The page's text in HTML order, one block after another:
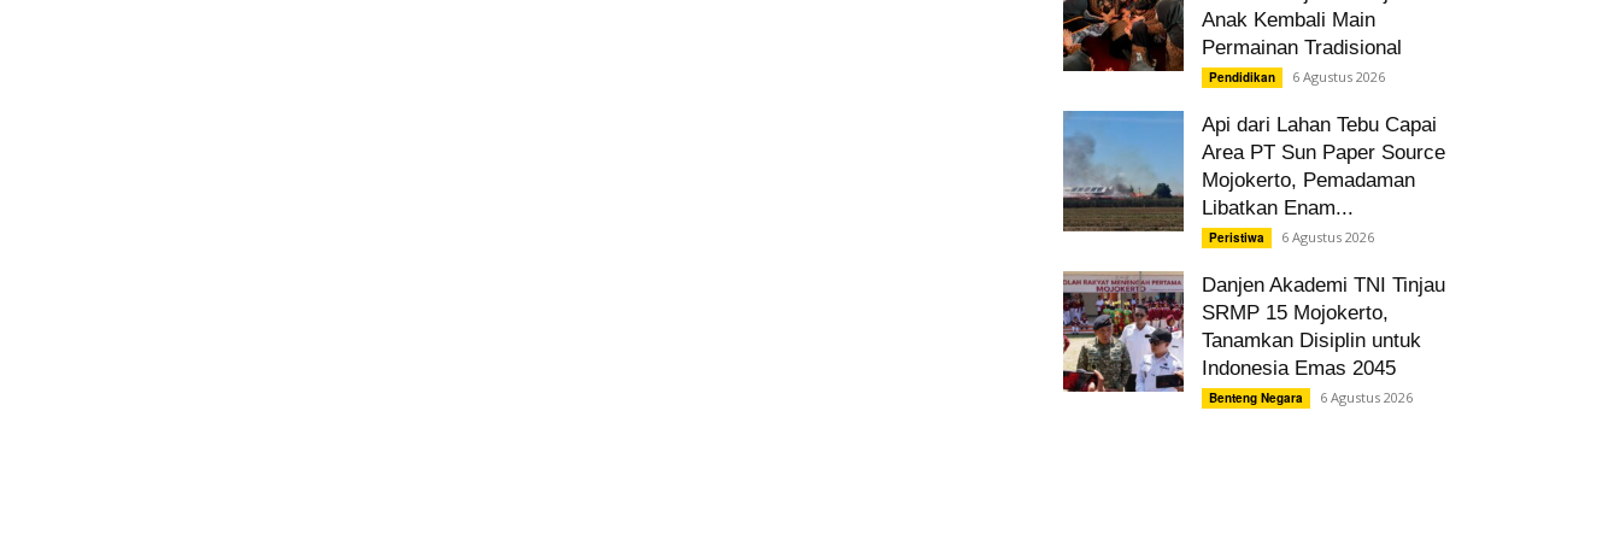
Anak Kembali Main
Permainan Tradisional
Pendidikan 6 Agustus 2026
Api dari Lahan Tebu Capai
Area PT Sun Paper Source
Mojokerto, Pemadaman
Libatkan Enam...
Peristiwa 6 Agustus 2026
Danjen Akademi TNI Tinjau
SRMP 15 Mojokerto,
Tanamkan Disiplin untuk
Indonesia Emas 2045
Benteng Negara 6 Agustus 2026